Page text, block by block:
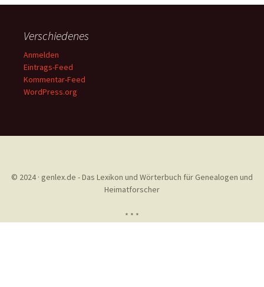
Verschiedenes
Anmelden
Eintrags-Feed
Kommentar-Feed
WordPress.org
© 2024 · genlex.de - Das Lexikon und Wörterbuch für Genealogen und
Heimatforscher
* * *